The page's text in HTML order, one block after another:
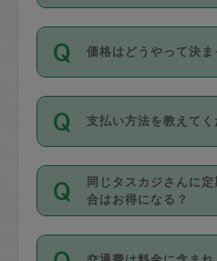
依頼1回につき3時
超えて依頼したい場
利用ください。機能
の上事前申請するこ
お、3時間を下回っ
いません。
価格はどうやって決ま
11種類の価格帯の
身が価格を選んで設
タスカジさんの価格
があり、レビュー件
値、などで除々に設
がっていく仕組みに
支払い方法を教えてく
お支払方法はクレジ
Master／JCB／
Diners Club）のみ
同じタスカジさんに
合はお得になる？
依頼には「スポット